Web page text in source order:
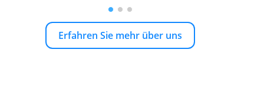
Erfahren Sie mehr über uns